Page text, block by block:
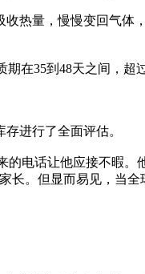
热量，慢慢变回气
在35到48天之间，超
进行了全面评估。
电话让他应接不暇
。但显而易见，当